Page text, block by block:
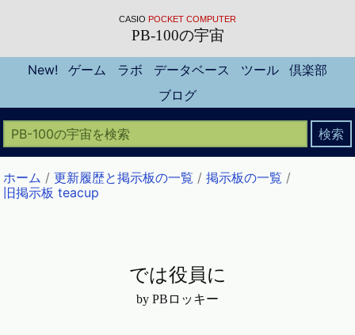
CASIO POCKET COMPUTER
PB-100の宇宙
New! ゲーム ラボ データベース ツール
倶楽部
ブログ
ホーム /更新履歴と掲示板の一覧 /掲示板の一覧 /
旧掲示板 teacup
では役員に
by PBロッキー